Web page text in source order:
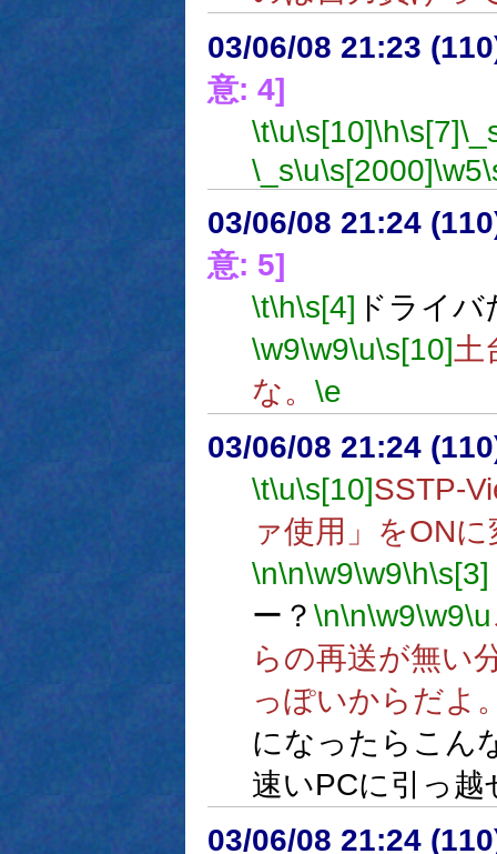
03/06/08 21:23
意: 4]
\t\u\s[10]\h\s[7]
\_s\u\s[2000]\w5
03/06/08 21:24
意: 5]
\t\h\s[4] ドライ
\w9\w9\u\s[10]土
な。 \e
03/06/08 21:24
\t\u\s[10]SSTP-
ァ使用」をON
\n\n\w9\w9\h\s[3]
ー？ \n\n\w9\w9\u
らの再送が無い
っぽいからだよ
になったらこん
速いPCに引っ
03/06/08 21:24